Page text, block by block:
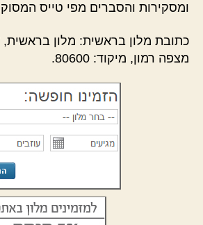
ומסקירות והסברים מפי טייס
מצפה רמון, מיקוד: 80600.